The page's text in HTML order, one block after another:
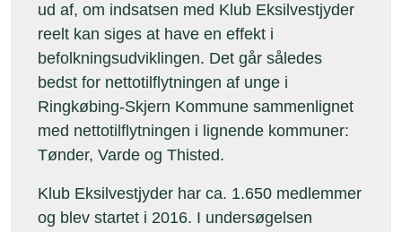
ud af, om indsatsen med Klub Eksilvestjyder
reelt kan siges at have en effekt i
befolkningsudviklingen. Det går således
bedst for nettotilflytningen af unge i
Ringkøbing-Skjern Kommune sammenlignet
med nettotilflytningen i lignende kommuner:
Tønder, Varde og Thisted.
Klub Eksilvestjyder har ca. 1.650 medlemmer
og blev startet i 2016. I undersøgelsen